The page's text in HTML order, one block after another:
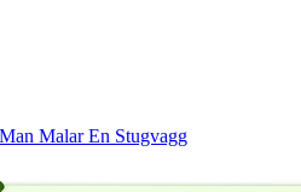
Malar En Stugvagg